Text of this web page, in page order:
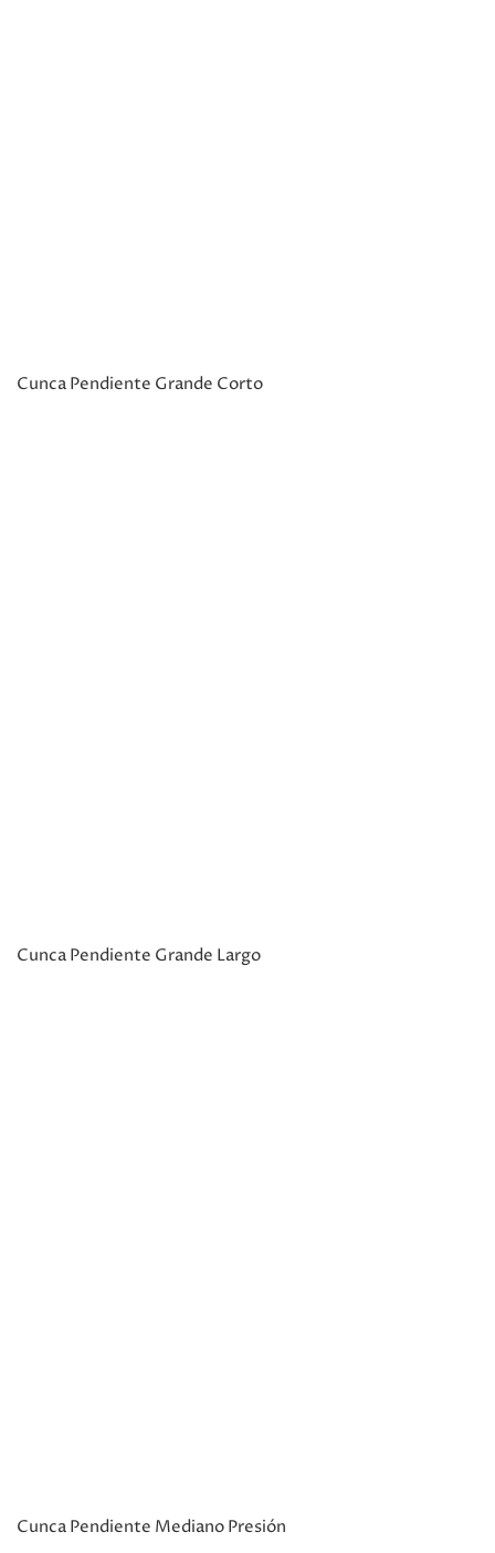
Cunca Pendiente Grande Corto
Cunca Pendiente Grande Largo
Cunca Pendiente Mediano Presión